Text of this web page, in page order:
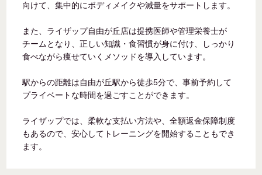
向けて、集中的にボディメイクや減量をサポートします。
また、ライザップ自由が丘店は提携医師や管理栄養士が
チームとなり、正しい知識・食習慣が身に付け、しっかり
食べながら痩せていくメソッドを導入しています。
駅からの距離は自由が丘駅から徒歩5分で、事前予約して
プライベートな時間を過ごすことができます。
ライザップでは、柔軟な支払い方法や、全額返金保障制度
もあるので、安心してトレーニングを開始することもでき
ます。